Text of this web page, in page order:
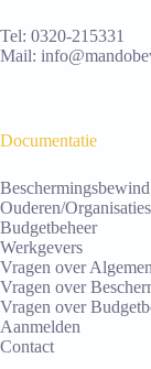
Tel: 0320-215331
Mail:
Documentatie
Beschermingsbewind
Ouderen/Organisaties
Budgetbeheer
Werkgevers
Vragen over
Vragen over
Vragen over
Aanmelden
Contact